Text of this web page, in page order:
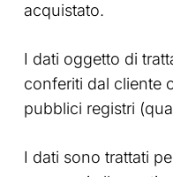
acquistato.
I dati oggetto di
conferiti dal cliente
pubblici registri
I dati sono trattati